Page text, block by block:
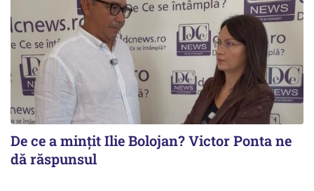
De ce a mințit Ilie Bolojan? Victor Ponta ne
dă răspunsul